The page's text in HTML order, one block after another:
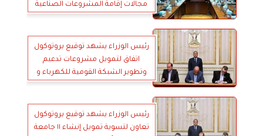
مجالات إقامة المشروعات الصناعية
رئيس الوزراء يشهد توقيع بروتوكول
اتفاق لتمويل مشروعات تدعيم
وتطوير الشبكة القومية للكهرباء و
رئيس الوزراء يشهد توقيع بروتوكول
تعاون لتسوية تمويل إنشاء ١١ جامعة